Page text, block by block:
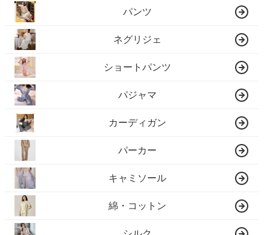
パンツ
ネグリジェ
ショートパンツ
パジャマ
カーディガン
パーカー
キャミソール
綿・コットン